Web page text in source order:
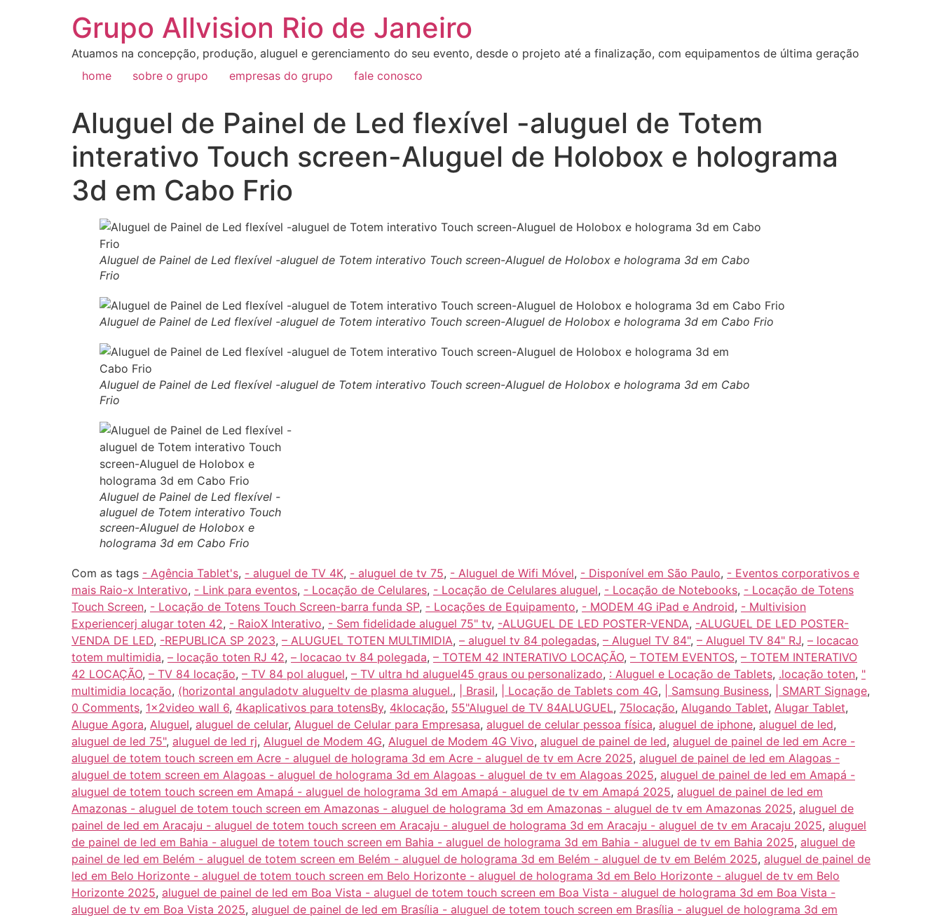
Grupo Allvision Rio de Janeiro
Atuamos na concepção, produção, aluguel e gerenciamento do seu evento, desde o projeto até a finalização, com equipamentos de última geração
home
sobre o grupo empresas do grupo fale conosco
Aluguel de Painel de Led flexível -aluguel de Totem
interativo Touch screen-Aluguel de Holobox e holograma
3d em Cabo Frio
Aluguel de Painel de Led flexível -aluguel de Totem interativo Touch screen-Aluguel de Holobox e holograma 3d em Cabo
Frio
Aluguel de Painel de Led flexível -aluguel de Totem interativo Touch screen-Aluguel de Holobox e holograma 3d em Cabo Frio
Aluguel de Painel de Led flexível -aluguel de Totem interativo Touch screen-Aluguel de Holobox e holograma 3d em Cabo
Frio
Aluguel de Painel de Led flexível -
aluguel de Totem interativo Touch
screen-Aluguel de Holobox e
holograma 3d em Cabo Frio
Com as tags - Agência Tablet's, - aluguel de TV 4K, - aluguel de tv 75, - Aluguel de Wifi Móvel, - Disponível em São Paulo, - Eventos corporativos e
mais Raio-x Interativo, - Link para eventos, - Locação de Celulares, - Locação de Celulares aluguel, - Locação de Notebooks, - Locação de Totens
Touch Screen, - Locação de Totens Touch Screen-barra funda SP, - Locações de Equipamento, - MODEM 4G iPad e Android, - Multivision
Experiencerj alugar toten 42, - RaioX Interativo, - Sem fidelidade aluguel 75" tv, -ALUGUEL DE LED POSTER-VENDA, -ALUGUEL DE LED POSTER-
VENDA DE LED, -REPUBLICA SP 2023, – ALUGUEL TOTEN MULTIMIDIA, – aluguel tv 84 polegadas, – Aluguel TV 84", – Aluguel TV 84" RJ, – locacao
totem multimidia, – locação toten RJ 42, – locacao tv 84 polegada, – TOTEM 42 INTERATIVO LOCAÇÃO, – TOTEM EVENTOS, – TOTEM INTERATIVO
42 LOCAÇÃO, – TV 84 locação, – TV 84 pol aluguel, – TV ultra hd aluguel45 graus ou personalizado, : Aluguel e Locação de Tablets, .locação toten, "
multimidia locação, (horizontal anguladotv alugueltv de plasma aluguel., | Brasil, | Locação de Tablets com 4G, | Samsung Business, | SMART Signage,
0 Comments, 1x2video wall 6, 4kaplicativos para totensBy, 4klocação, 55"Aluguel de TV 84ALUGUEL, 75locação, Alugando Tablet, Alugar Tablet,
Alugue Agora, Aluguel, aluguel de celular, Aluguel de Celular para Empresasa, aluguel de celular pessoa física, aluguel de iphone, aluguel de led,
aluguel de led 75", aluguel de led rj, Aluguel de Modem 4G, Aluguel de Modem 4G Vivo, aluguel de painel de led, aluguel de painel de led em Acre -
aluguel de totem touch screen em Acre - aluguel de holograma 3d em Acre - aluguel de tv em Acre 2025, aluguel de painel de led em Alagoas -
aluguel de totem screen em Alagoas - aluguel de holograma 3d em Alagoas - aluguel de tv em Alagoas 2025, aluguel de painel de led em Amapá -
aluguel de totem touch screen em Amapá - aluguel de holograma 3d em Amapá - aluguel de tv em Amapá 2025, aluguel de painel de led em
Amazonas - aluguel de totem touch screen em Amazonas - aluguel de holograma 3d em Amazonas - aluguel de tv em Amazonas 2025, aluguel de
painel de led em Aracaju - aluguel de totem touch screen em Aracaju - aluguel de holograma 3d em Aracaju - aluguel de tv em Aracaju 2025, aluguel
de painel de led em Bahia - aluguel de totem touch screen em Bahia - aluguel de holograma 3d em Bahia - aluguel de tv em Bahia 2025, aluguel de
painel de led em Belém - aluguel de totem screen em Belém - aluguel de holograma 3d em Belém - aluguel de tv em Belém 2025, aluguel de painel de
led em Belo Horizonte - aluguel de totem touch screen em Belo Horizonte - aluguel de holograma 3d em Belo Horizonte - aluguel de tv em Belo
Horizonte 2025, aluguel de painel de led em Boa Vista - aluguel de totem touch screen em Boa Vista - aluguel de holograma 3d em Boa Vista -
aluguel de tv em Boa Vista 2025, aluguel de painel de led em Brasília - aluguel de totem touch screen em Brasília - aluguel de holograma 3d em